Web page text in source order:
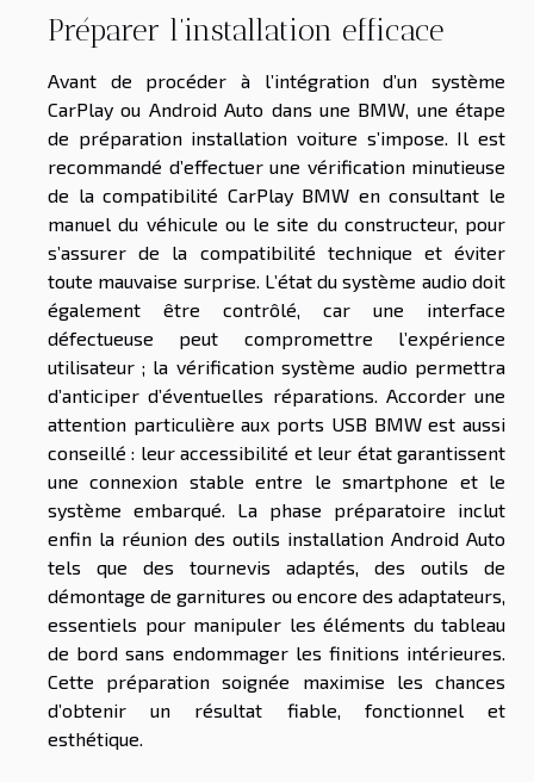
Préparer l’installation efficace
Avant de procéder à l’intégration d’un système
CarPlay ou Android Auto dans une BMW, une étape
de préparation installation voiture s’impose. Il est
recommandé d’effectuer une vérification minutieuse
de la compatibilité CarPlay BMW en consultant le
manuel du véhicule ou le site du constructeur, pour
s’assurer de la compatibilité technique et éviter
toute mauvaise surprise. L’état du système audio doit
également être contrôlé, car une interface
défectueuse peut compromettre l’expérience
utilisateur ; la vérification système audio permettra
d’anticiper d’éventuelles réparations. Accorder une
attention particulière aux ports USB BMW est aussi
conseillé : leur accessibilité et leur état garantissent
une connexion stable entre le smartphone et le
système embarqué. La phase préparatoire inclut
enfin la réunion des outils installation Android Auto
tels que des tournevis adaptés, des outils de
démontage de garnitures ou encore des adaptateurs,
essentiels pour manipuler les éléments du tableau
de bord sans endommager les finitions intérieures.
Cette préparation soignée maximise les chances
d’obtenir un résultat fiable, fonctionnel et
esthétique.